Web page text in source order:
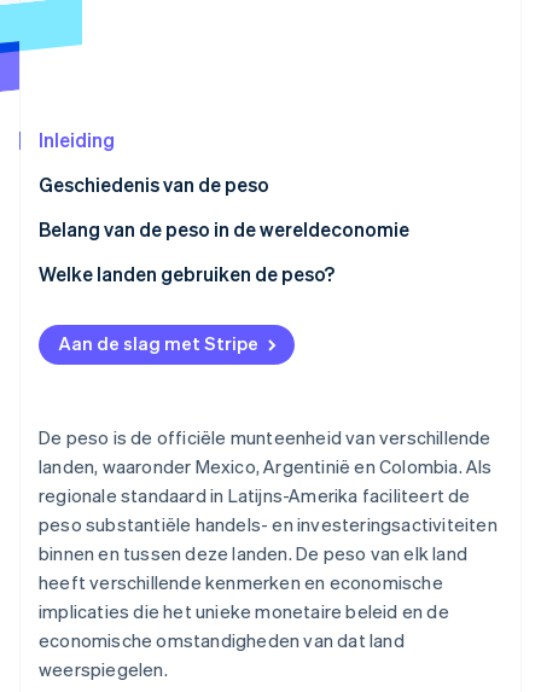
Online identiteitsverificatie
Stripe Sessions 2026
Nu bekijken
Inleiding
Geschiedenis van de peso
Belang van de peso in de wereldeconomie
Mexicaanse peso
Colombiaanse en Chileense peso’s
Welke landen gebruiken de peso?
Aan de slag met Stripe
De peso is de officiële munteenheid van verschillende
landen, waaronder Mexico, Argentinië en Colombia. Als
regionale standaard in Latijns-Amerika faciliteert de
peso substantiële handels- en investeringsactiviteiten
binnen en tussen deze landen. De peso van elk land
heeft verschillende kenmerken en economische
implicaties die het unieke monetaire beleid en de
economische omstandigheden van dat land
weerspiegelen.